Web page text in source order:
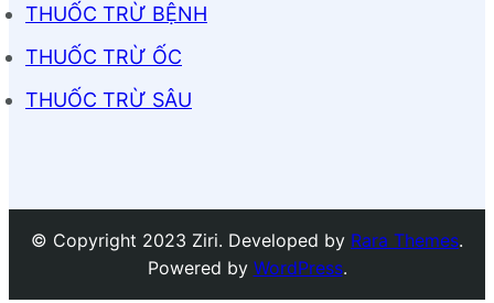
THUỐC TRỪ BỆNH
THUỐC TRỪ ỐC
THUỐC TRỪ SÂU
© Copyright 2023 Ziri. Developed by Rara Themes.
Powered by WordPress.